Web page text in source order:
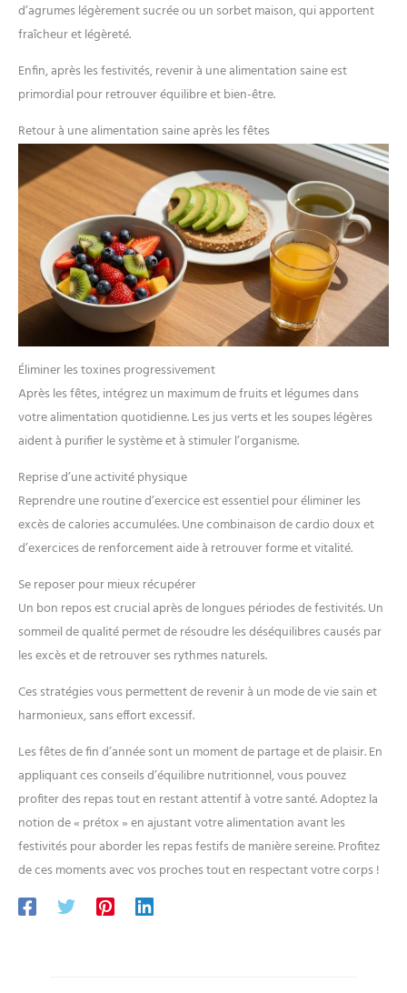
d’agrumes légèrement sucrée ou un sorbet maison, qui apportent
fraîcheur et légèreté.
Enfin, après les festivités, revenir à une alimentation saine est
primordial pour retrouver équilibre et bien-être.
Retour à une alimentation saine après les fêtes
Éliminer les toxines progressivement
Après les fêtes, intégrez un maximum de fruits et légumes dans
votre alimentation quotidienne. Les jus verts et les soupes légères
aident à purifier le système et à stimuler l’organisme.
Reprise d’une activité physique
Reprendre une routine d’exercice est essentiel pour éliminer les
excès de calories accumulées. Une combinaison de cardio doux et
d’exercices de renforcement aide à retrouver forme et vitalité.
Se reposer pour mieux récupérer
Un bon repos est crucial après de longues périodes de festivités. Un
sommeil de qualité permet de résoudre les déséquilibres causés par
les excès et de retrouver ses rythmes naturels.
Ces stratégies vous permettent de revenir à un mode de vie sain et
harmonieux, sans effort excessif.
Les fêtes de fin d’année sont un moment de partage et de plaisir. En
appliquant ces conseils d’équilibre nutritionnel, vous pouvez
profiter des repas tout en restant attentif à votre santé. Adoptez la
notion de « prétox » en ajustant votre alimentation avant les
festivités pour aborder les repas festifs de manière sereine. Profitez
de ces moments avec vos proches tout en respectant votre corps !